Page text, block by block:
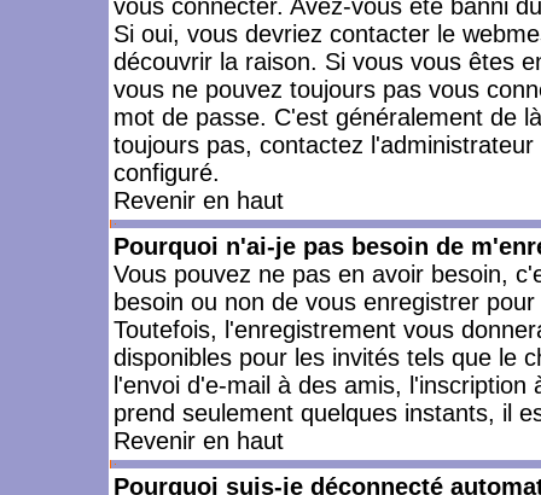
vous connecter. Avez-vous été banni
Si oui, vous devriez contacter le
découvrir la raison. Si vous vous êtes
vous ne pouvez toujours pas vous
mot de passe. C'est généralement de
toujours pas, contactez
configuré.
Revenir en haut
Pourquoi n'ai-je pas besoin de
Vous pouvez ne pas en avoir besoin,
besoin ou non de vous enregistrer
Toutefois, l'enregistrement vous
disponibles pour les invités tels que le
l'envoi d'e-mail à des amis,
prend seulement quelques instants, il
Revenir en haut
Pourquoi suis-je déconnecté